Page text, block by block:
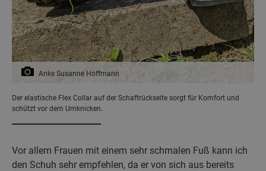
Anke Susanne Hoffmann
Der elastische Flex Collar auf der Schaftrückseite sorgt für Komfort und
schützt vor dem Umknicken.
Vor allem Frauen mit einem sehr schmalen Fuß kann ich
den Schuh sehr empfehlen, da er von sich aus bereits